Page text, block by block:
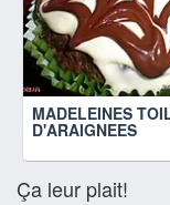
MADELEINES
D'ARAIGNEES
Ça leur plait!